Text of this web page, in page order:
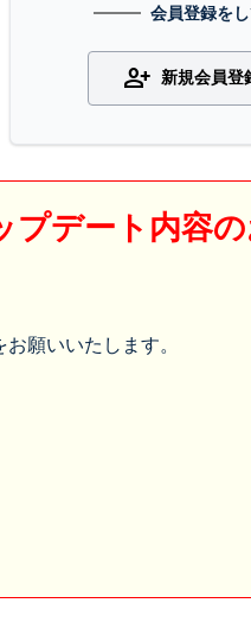
会員登録を
person_add 新規会員登
プデート内容
願いいたします。